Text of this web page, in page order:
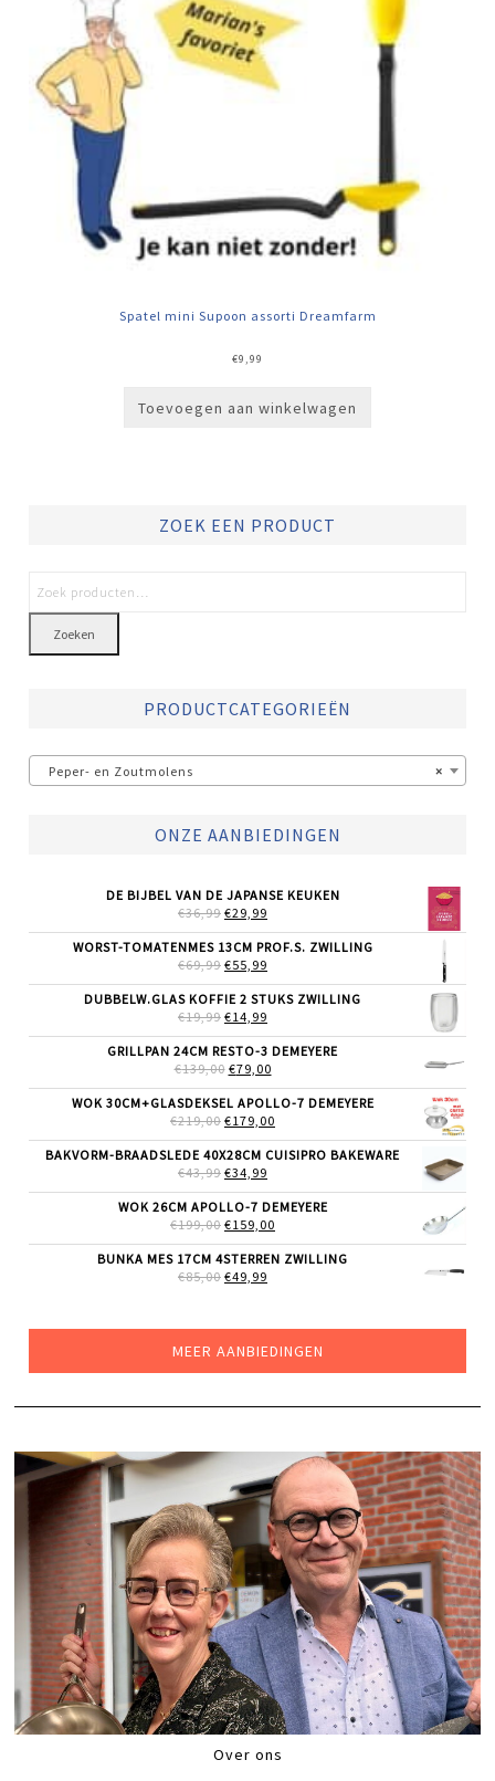
Spatel mini Supoon assorti Dreamfarm
€9,99
Toevoegen aan winkelwagen
ZOEK EEN PRODUCT
Zoeken
PRODUCTCATEGORIEËN
×
Peper- en Zoutmolens
ONZE AANBIEDINGEN
DE BIJBEL VAN DE JAPANSE KEUKEN
€36,99 OORSPRONKELIJKE
WAS:
€36,99.
€29,99
IS:
WORST-TOMATENMES 13CM PROF.S. ZWILLING
€69,99 OORSPRONKELIJKE
WAS:
€69,99.
€55,99
IS:
DUBBELW.GLAS KOFFIE 2 STUKS ZWILLING
€19,99 OORSPRONKELIJKE
WAS:
€19,99.
€14,99
IS:
€14,99.
GRILLPAN 24CM RESTO-3 DEMEYERE
€139,00 OORSPRONKELIJKE
WAS:
€139,00.
€79,00HUIDIGE
IS:
€79,00.
WOK 30CM+GLASDEKSEL APOLLO-7 DEMEYERE
€219,00 OORSPRONKELIJKE
WAS:
€219,00.
€179,00
IS:
BAKVORM-BRAADSLEDE 40X28CM CUISIPRO BAKEWARE
€43,99 OORSPRONKELIJKE
WAS:
€43,99.
€34,99
IS:
€34,99.
WOK 26CM APOLLO-7 DEMEYERE
€199,00 OORSPRONKELIJKE
WAS:
€199,00.
€159,00
IS:
BUNKA MES 17CM 4STERREN ZWILLING
€85,00 OORSPRONKELIJKE
€49,99
MEER AANBIEDINGEN
Over ons